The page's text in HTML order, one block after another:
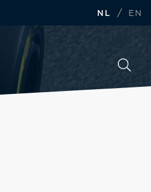
NL / EN